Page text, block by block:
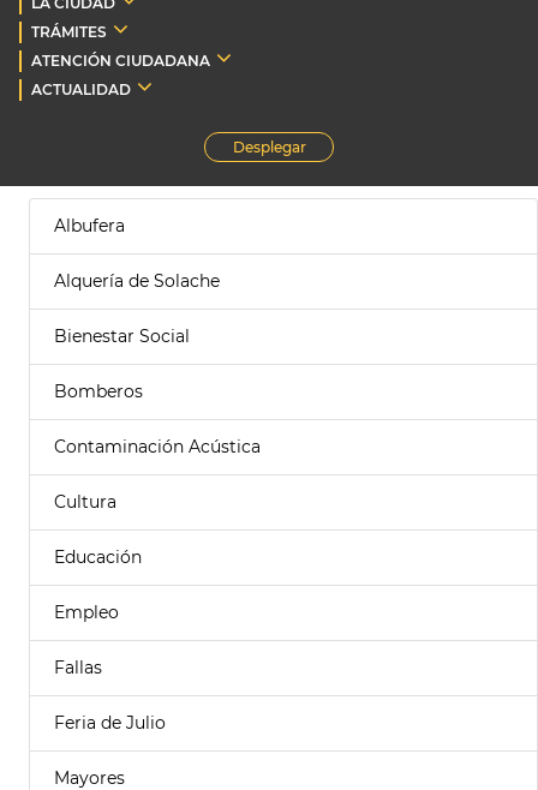
TRÁMITES
ATENCIÓN CIUDADANA
ACTUALIDAD
Desplegar
Albufera
Alquería de Solache
Bienestar Social
Bomberos
Contaminación Acústica
Cultura
Educación
Empleo
Fallas
Feria de Julio
Mayores